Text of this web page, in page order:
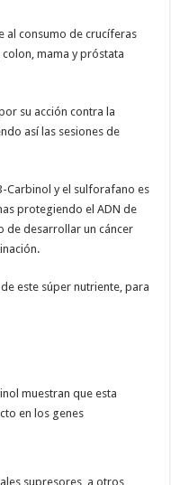
al consumo de crucíferas
mama y próstata
su acción contra la
así las sesiones de
y el sulforafano es
protegiendo el ADN de
de desarrollar un cáncer
este súper nutriente, para
muestran que esta
en los genes
supresores, a otros